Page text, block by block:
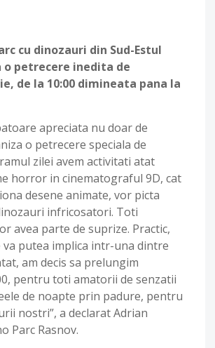
cu dinozauri din Sud-Estul
petrecere inedita de
de la 10:00 dimineata pana la
apreciata nu doar de
o petrecere speciala de
zilei avem activitati atat
horror in cinematograful 9D, cat
desene animate, vor picta
infricosatori. Toti
avea parte de suprize. Practic,
va putea implica intr-una dintre
am decis sa prelungim
pentru toti amatorii de senzatii
de noapte prin padure, pentru
nostri”, a declarat Adrian
Parc Rasnov.